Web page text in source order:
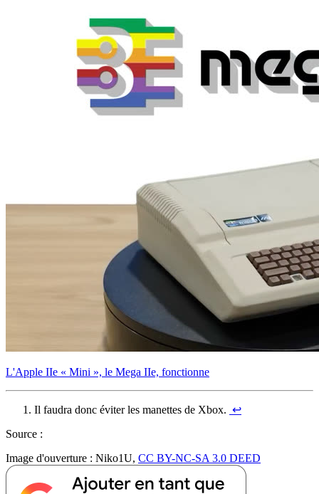
L'Apple IIe « Mini », le Mega IIe, fonctionne
Il faudra donc éviter les manettes de Xbox. ↩︎
Source :
Image d'ouverture : Niko1U, CC BY-NC-SA 3.0 DEED